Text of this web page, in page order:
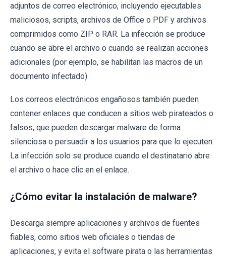
adjuntos de correo electrónico, incluyendo ejecutables
maliciosos, scripts, archivos de Office o PDF y archivos
comprimidos como ZIP o RAR. La infección se produce
cuando se abre el archivo o cuando se realizan acciones
adicionales (por ejemplo, se habilitan las macros de un
documento infectado).
Los correos electrónicos engañosos también pueden
contener enlaces que conducen a sitios web pirateados o
falsos, que pueden descargar malware de forma
silenciosa o persuadir a los usuarios para que lo ejecuten.
La infección solo se produce cuando el destinatario abre
el archivo o hace clic en el enlace.
¿Cómo evitar la instalación de malware?
Descarga siempre aplicaciones y archivos de fuentes
fiables, como sitios web oficiales o tiendas de
aplicaciones, y evita el software pirata o las herramientas